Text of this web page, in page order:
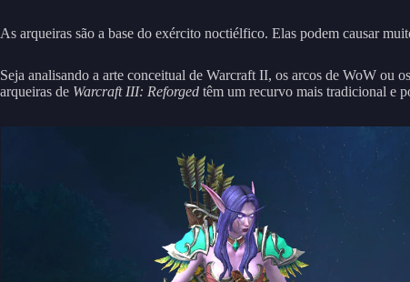
As arqueiras são a base do exército noctiélfico. Elas podem causar
Seja analisando a arte conceitual de Warcraft II, os arcos de WoW ou
arqueiras de Warcraft III: Reforged têm um recurvo mais tradicional e